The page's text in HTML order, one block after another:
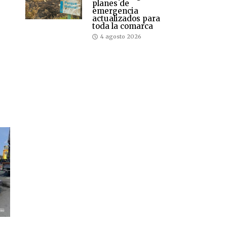
planes de
emergencia
actualizados para
toda la comarca
4 agosto 2026